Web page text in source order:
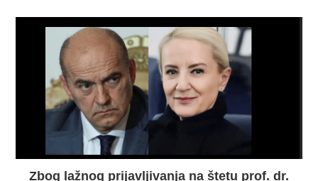
Zbog lažnog prijavljivanja na štetu prof. dr.